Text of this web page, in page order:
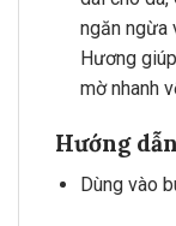
ngăn ngừa
Hương
mờ nhanh
Hướng
Dùng vào